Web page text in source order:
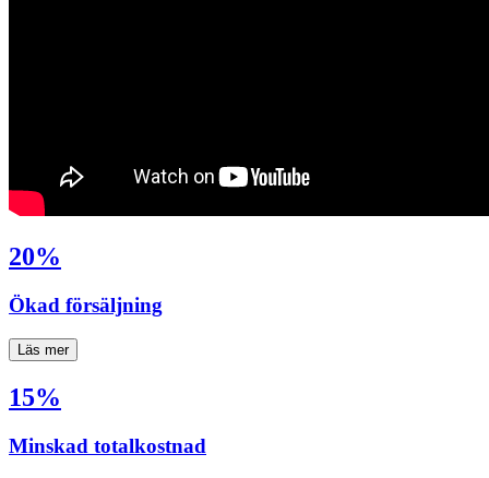
20%
Ökad försäljning
Läs mer
15%
Minskad totalkostnad